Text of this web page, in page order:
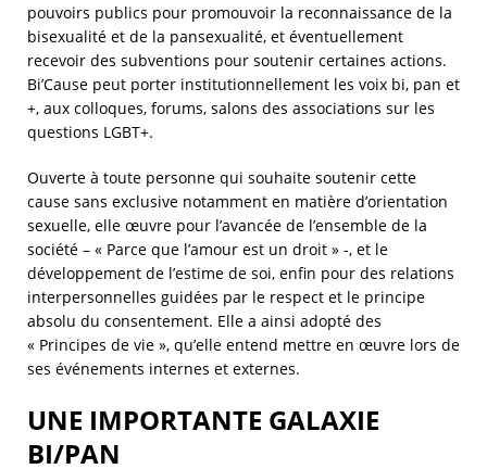
pouvoirs publics pour promouvoir la reconnaissance de la
bisexualité et de la pansexualité, et éventuellement
recevoir des subventions pour soutenir certaines actions.
Bi’Cause peut porter institutionnellement les voix bi, pan et
+, aux colloques, forums, salons des associations sur les
questions LGBT+.
Ouverte à toute personne qui souhaite soutenir cette
cause sans exclusive notamment en matière d’orientation
sexuelle, elle œuvre pour l’avancée de l’ensemble de la
société – « Parce que l’amour est un droit » -, et le
développement de l’estime de soi, enfin pour des relations
interpersonnelles guidées par le respect et le principe
absolu du consentement. Elle a ainsi adopté des
« Principes de vie », qu’elle entend mettre en œuvre lors de
ses événements internes et externes.
UNE IMPORTANTE GALAXIE
BI/PAN